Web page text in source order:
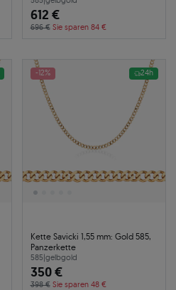
612 €
696 € Sie sparen 84 €
-12% 24h
Kette Savicki 1,55 mm: Gold 585,
Panzerkette
585|gelbgold
350 €
398 € Sie sparen 48 €